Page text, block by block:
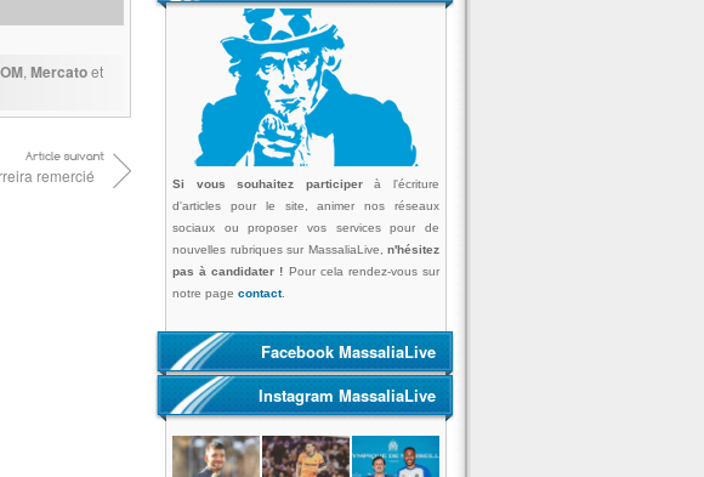
, Mercatoet
remercié Si vous souhaitez participerà l'écriture
d'articles pour le site, animer nos réseaux
sociaux ou proposer vos services pour de
nouvelles rubriques sur MassaliaLive, n'hésitez
pas à candidater ! Pour cela rendez-vous sur
notre page contact.
Facebook MassaliaLive
Instagram MassaliaLive